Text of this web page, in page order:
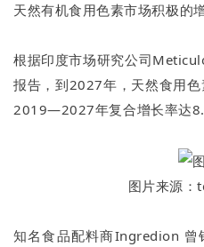
天然有机食用色素市场积极的
根据印度市场研究公司
报告，到2027年，天然食用
2019—2027年复合增长率达
图片来源
知名食品配料商Ingredion 曾